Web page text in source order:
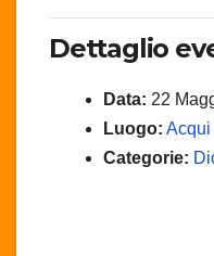
Dettaglio
Data: 22
Luogo: Acqui
Categorie: